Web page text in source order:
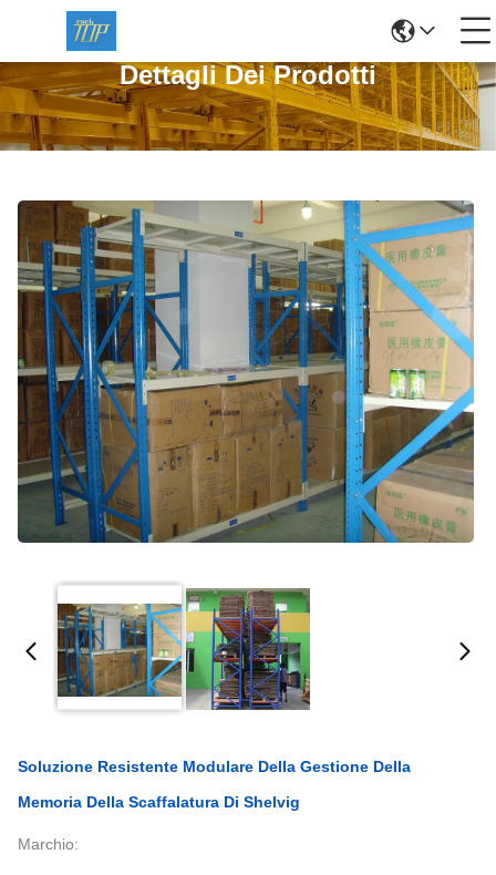
Dettagli Dei Prodotti
Soluzione Resistente Modulare Della Gestione Della
Memoria Della Scaffalatura Di Shelvig
Marchio: